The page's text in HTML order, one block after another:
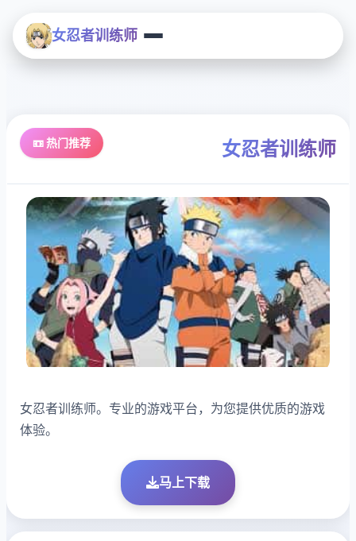
女忍者训练师
📼 热门推荐 女忍者训练师
女忍者训练师。专业的游戏平台，为您提供优质的游戏
体验。
马上下载